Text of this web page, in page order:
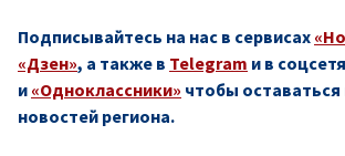
Подписывайтесь на нас в сервисах
«Дзен», а также в Telegram и в
и «Одноклассники» чтобы оставаться
новостей региона.